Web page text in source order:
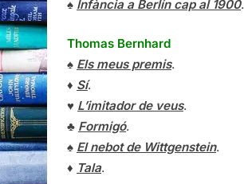
♠ Infància a Berlín cap al 1900.
Thomas Bernhard
♠ Els meus premis.
♦ Sí.
♥ L’imitador de veus.
♣ Formigó.
♠ El nebot de Wittgenstein.
♦ Tala.